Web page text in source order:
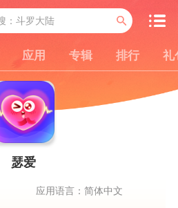
应用 专辑 排行 礼
瑟爱
应用语言：简体中文